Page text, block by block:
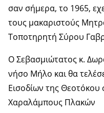
σαν σήμερα, το 1965,
τους μακαριστούς
Τοποτηρητή Σύρου
Ο Σεβασμιώτατος κ.
νήσο Μήλο και θα
Εισοδίων της Θεοτόκου
Χαραλάμπους Πλακών